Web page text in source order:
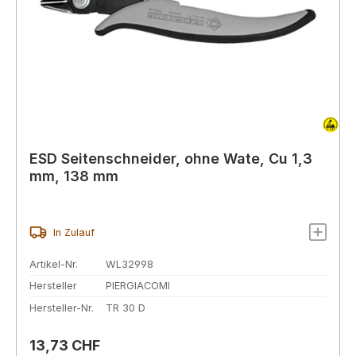
ESD Seitenschneider, ohne Wate, Cu 1,3
mm, 138 mm
In Zulauf
Artikel-Nr.
WL32998
Hersteller
PIERGIACOMI
Hersteller-Nr.
TR 30 D
Regulärer Preis:
13,73 CHF